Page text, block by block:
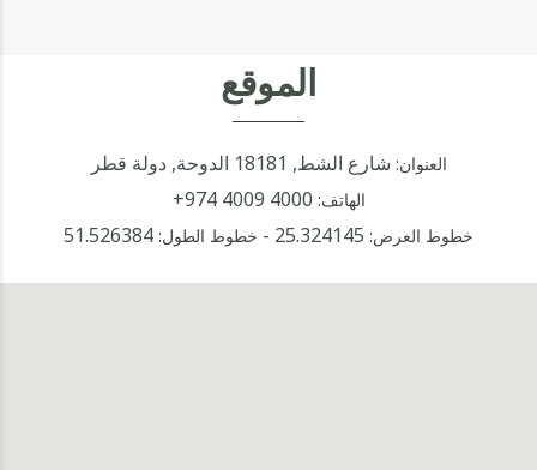
الموقع
العنوان: شارع الشط, 18181 الدوحة, دولة قطر
الهاتف: +974 4009 4000
خطوط العرض: 25.324145
- خطوط الطول: 51.526384